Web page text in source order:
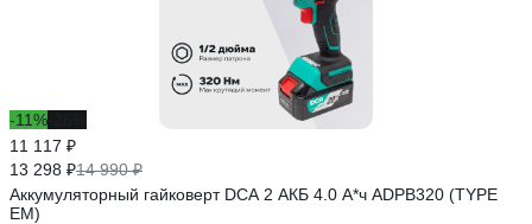
-11%
11 117 ₽
13 298 ₽14 990 ₽
Аккумуляторный гайковерт DCA 2 АКБ 4.0 А*ч ADPB320 (TYPE
EM)